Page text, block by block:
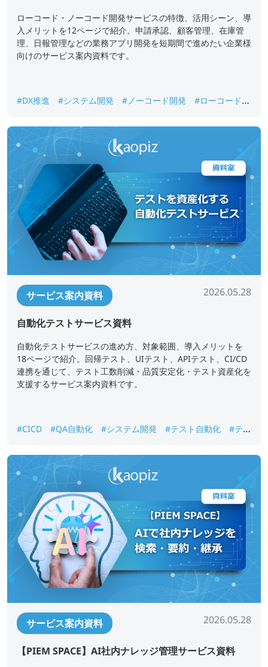
ローコード・ノーコード開発サービスの特徴、活用シーン、導
入メリットを12ページで紹介。申請承認、顧客管理、在庫管
理、日報管理などの業務アプリ開発を短期間で進めたい企業様
向けのサービス案内資料です。
#DX推進 #システム開発 #ノーコード開発
#ローコード開
サービス案内資料 2026.05.28
自動化テストサービス資料
自動化テストサービスの進め方、対象範囲、導入メリットを
18ページで紹介。回帰テスト、UIテスト、APIテスト、CI/CD
連携を通じて、テスト工数削減・品質安定化・テスト資産化を
支援するサービス案内資料です。
#CICD #QA自動化 #システム開発 #テスト自動化
#テス
サービス案内資料 2026.05.28
【PIEM SPACE】AI社内ナレッジ管理サービス資料